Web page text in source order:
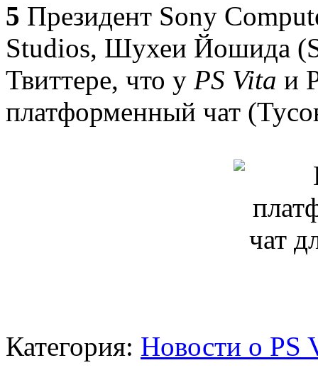
5 Президент Sony
Studios, Шухеи Йошида
Твиттере, что у PS Vita и
платформенный чат
Категория: Новости о PS